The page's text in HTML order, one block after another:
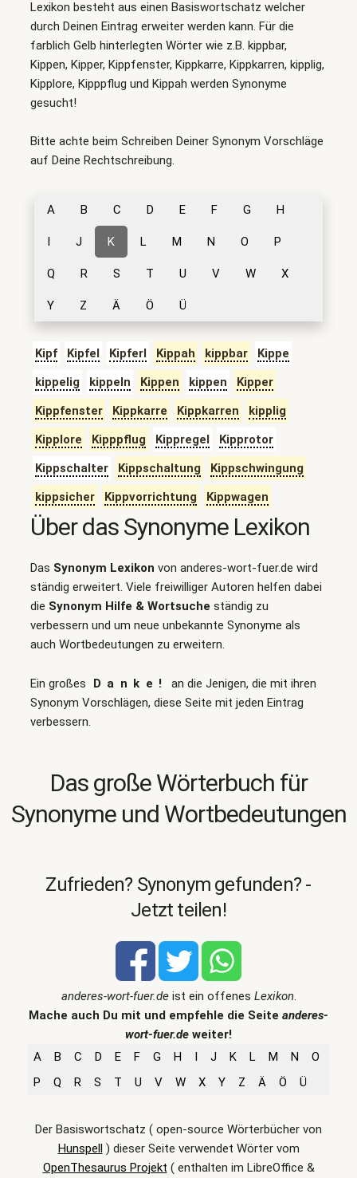
Lexikon besteht aus einen Basiswortschatz welcher
durch Deinen Eintrag erweiter werden kann. Für die
farblich Gelb hinterlegten Wörter wie z.B. kippbar,
Kippen, Kipper, Kippfenster, Kippkarre, Kippkarren, kipplig,
Kipplore, Kipppflug und Kippah werden Synonyme
gesucht!
Bitte achte beim Schreiben Deiner Synonym Vorschläge
auf Deine Rechtschreibung.
A B C D E F G H
I J K L M N O P
Q R S T U V W X
Y Z Ä Ö Ü
Kipf Kipfel Kipferl Kippah kippbar
Kippe
kippelig
kippeln Kippen kippen
Kipper
Kippfenster
Kippkarre Kippkarren
kipplig
Kipplore
Kipppflug Kippregel
Kipprotor
Kippschalter
Kippschaltung
Kippschwingung
kippsicher
Kippvorrichtung Kippwagen
Über das Synonyme Lexikon
Das Synonym Lexikon von anderes-wort-fuer.de wird
ständig erweitert. Viele freiwilliger Autoren helfen dabei
die Synonym Hilfe & Wortsuche ständig zu
verbessern und um neue unbekannte Synonyme als
auch Wortbedeutungen zu erweitern.
Ein großes Danke!
an die Jenigen, die mit ihren
Synonym Vorschlägen, diese Seite mit jeden Eintrag
verbessern.
Das große Wörterbuch für
Synonyme und Wortbedeutungen
Zufrieden? Synonym gefunden? -
Jetzt teilen!
anderes-wort-fuer.deist ein offenes Lexikon.
Mache auch Du mit und empfehle die Seite anderes-
wort-fuer.de weiter!
A
B C D E F G H I J K L M N
O
P
Q R S T U V W X Y Z Ä Ö Ü
Der Basiswortschatz ( open-source Wörterbücher von
Hunspell) dieser Seite verwendet Wörter vom
OpenThesaurus Projekt ( enthalten im LibreOffice &